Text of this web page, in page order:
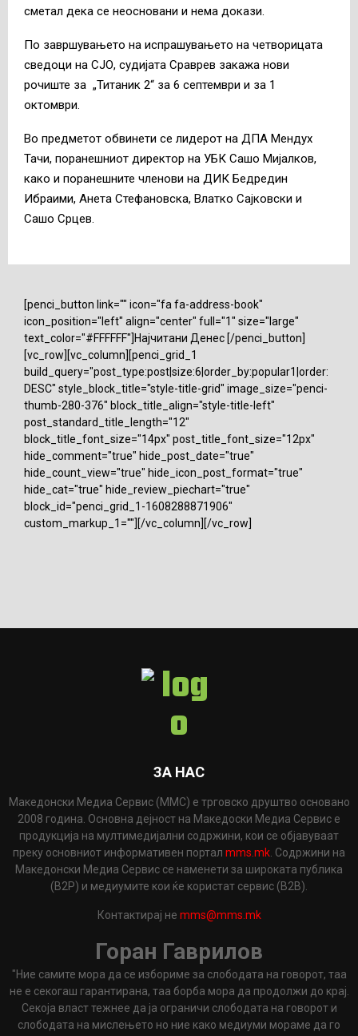
сметал дека се неосновани и нема докази.
По завршувањето на испрашувањето на четворицата
сведоци на СЈО, судијата Сраврев закажа нови
рочиште за „Титаник 2“ за 6 септември и за 1
октомври.
Во предметот обвинети се лидерот на ДПА Мендух
Тачи, поранешниот директор на УБК Сашо Мијалков,
како и поранешните членови на ДИК Бедредин
Ибраими, Анета Стефановска, Влатко Сајковски и
Сашо Срцев.
[penci_button link="" icon="fa fa-address-book"
icon_position="left" align="center" full="1" size="large"
text_color="#FFFFFF"]Најчитани Денес [/penci_button]
[vc_row][vc_column][penci_grid_1
build_query="post_type:post|size:6|order_by:popular1|order:
DESC" style_block_title="style-title-grid" image_size="penci-
thumb-280-376" block_title_align="style-title-left"
post_standard_title_length="12"
block_title_font_size="14px" post_title_font_size="12px"
hide_comment="true" hide_post_date="true"
hide_count_view="true" hide_icon_post_format="true"
hide_cat="true" hide_review_piechart="true"
block_id="penci_grid_1-1608288871906"
custom_markup_1=""][/vc_column][/vc_row]
ЗА НАС
Македонски Медиа Сервис (ММС) е трговско друштво основано
2008 година. Основна дејност на Македоски Медиа Сервис е
продукција на мултимедијални содржини, кои се објавуваат
преку основниот информативен портал mms.mk . Содржини на
Македонски Медиа Сервис се наменети за широката публика
(B2P) и медиумите кои ќе користат сервис (B2B).
Контактирај не mms@mms.mk
Горан Гаврилов
"Ние самите мора да се избориме за слободата на говорот, таа
не е секогаш гарантирана, таа борба мора да продолжи до крај.
Секоја власт тежнее да ја ограничи слободата на говорот и
слободата на мислењето но ние како медиуми мораме да го